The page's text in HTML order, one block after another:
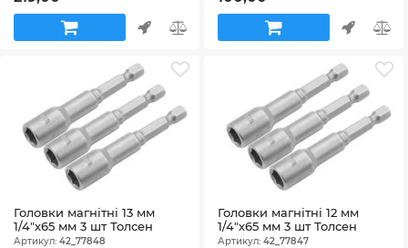
Головки магнітні 13 мм
1/4"х65 мм 3 шт Толсен
Артикул: 42_77848
Головки магнітні 12 мм
1/4"х65 мм 3 шт Толсен
Артикул: 42_77847